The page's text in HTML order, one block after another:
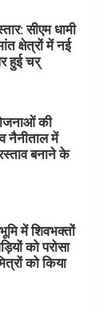
सीएम धामी
क्षेत्रों में नई
हुई चर्
की
नैनीताल में
बनाने के
में शिवभक्तों
को परोसा
को किया